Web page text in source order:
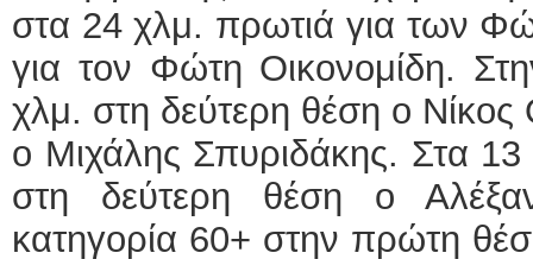
στα 24 χλμ. πρωτιά για των
για τον Φώτη Οικονομίδη.
χλμ. στη δεύτερη θέση ο Νίκος
ο Μιχάλης Σπυριδάκης. Στα
στη δεύτερη θέση ο
κατηγορία 60+ στην πρώτη